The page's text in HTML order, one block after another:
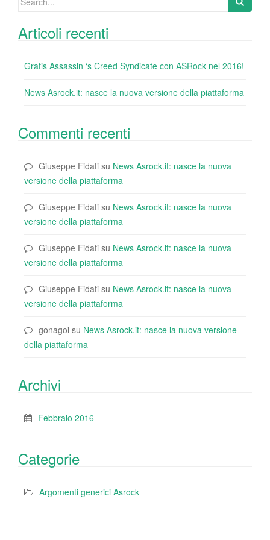
Articoli recenti
Gratis Assassin ‘s Creed Syndicate con ASRock nel 2016!
News Asrock.it: nasce la nuova versione della piattaforma
Commenti recenti
Giuseppe Fidati su News Asrock.it: nasce la nuova
versione della piattaforma
Giuseppe Fidati su News Asrock.it: nasce la nuova
versione della piattaforma
Giuseppe Fidati su News Asrock.it: nasce la nuova
versione della piattaforma
Giuseppe Fidati su News Asrock.it: nasce la nuova
versione della piattaforma
gonagoi su News Asrock.it: nasce la nuova versione
della piattaforma
Archivi
Febbraio 2016
Categorie
Argomenti generici Asrock